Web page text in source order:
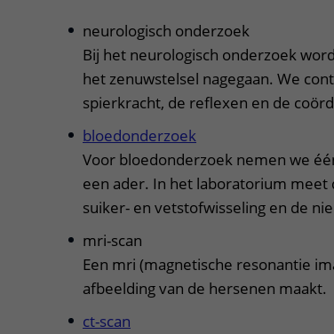
neurologisch onderzoek
Bij het neurologisch onderzoek
het zenuwstelsel nagegaan. We
spierkracht, de reflexen en de
bloedonderzoek
Voor bloedonderzoek nemen we
een ader. In het laboratorium
suiker- en vetstofwisseling en de
mri-scan
Een mri (magnetische resonantie
afbeelding van de hersenen maakt.
ct-scan